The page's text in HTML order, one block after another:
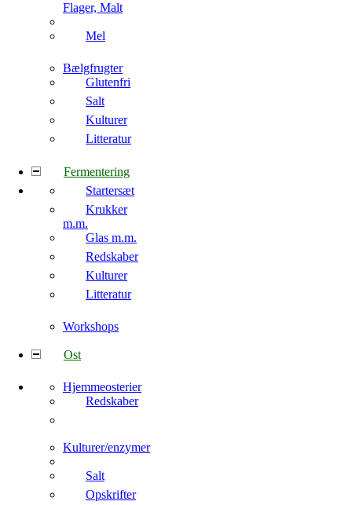
Flager, Malt
Mel
Bælgfrugter
Glutenfri
Salt
Kulturer
Litteratur
Fermentering
Startersæt
Krukker
m.m.
Glas m.m.
Redskaber
Kulturer
Litteratur
Workshops
Ost
Hjemmeosterier
Redskaber
Kulturer/enzymer
Salt
Opskrifter